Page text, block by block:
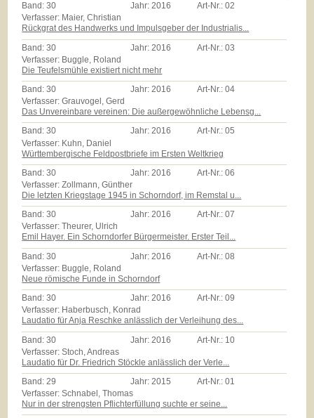
Band:30 Jahr:2016 Art-Nr.:02
Verfasser: Maier, Christian
Rückgrat des Handwerks und Impulsgeber der Industrialis...
Band:30 Jahr: 2016 Art-Nr.:03
Verfasser: Buggle, Roland
Die Teufelsmühle existiert nicht mehr
Band:30 Jahr:2016 Art-Nr.:04
Verfasser: Grauvogel, Gerd
Das Unvereinbare vereinen: Die außergewöhnliche Lebensg...
Band:30 Jahr:2016 Art-Nr.:05
Verfasser: Kuhn, Daniel
Württembergische Feldpostbriefe im Ersten Weltkrieg
Band:30 Jahr:2016 Art-Nr.:06
Verfasser: Zollmann, Günther
Die letzten Kriegstage 1945 in Schorndorf, im Remstal u...
Band:30 Jahr:2016 Art-Nr.:07
Verfasser: Theurer, Ulrich
Emil Hayer. Ein Schorndorfer Bürgermeister. Erster Teil...
Band:30 Jahr: 2016 Art-Nr.:08
Verfasser: Buggle, Roland
Neue römische Funde in Schorndorf
Band:30 Jahr:2016 Art-Nr.:09
Verfasser: Haberbusch, Konrad
Laudatio für Anja Reschke anlässlich der Verleihung des...
Band:30 Jahr: 2016 Art-Nr.: 10
Verfasser: Stoch, Andreas
Laudatio für Dr. Friedrich Stöckle anlässlich der Verle...
Band:29 Jahr:2015 Art-Nr.:01
Verfasser: Schnabel, Thomas
Nur in der strengsten Pflichterfüllung suchte er seine...